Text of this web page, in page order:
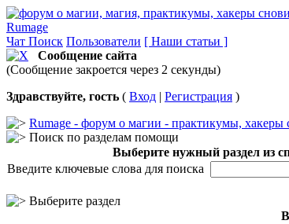
Rumage
Чат Поиск Пользователи [ Наши статьи ]
Сообщение сайта
(Сообщение закроется через 2 секунды)
Здравствуйте, гость ( Вход | Регистрация )
Rumage - форум о магии - практикумы, хакеры
Поиск по разделам помощи
Выберите нужный раздел из
Введите ключевые слова для поиска
Выберите раздел